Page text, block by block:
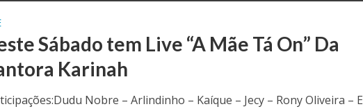
Sábado tem Live “A Mãe Tá On” Da
Karinah
Nobre – Arlindinho – Kaíque – Jecy – Rony Oliveira – E